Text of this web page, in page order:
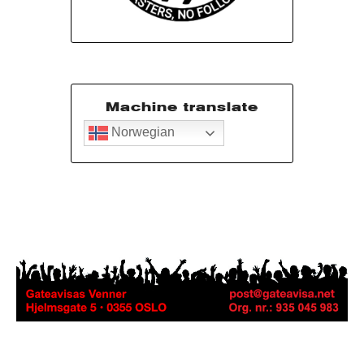
Machine translate
Norwegian